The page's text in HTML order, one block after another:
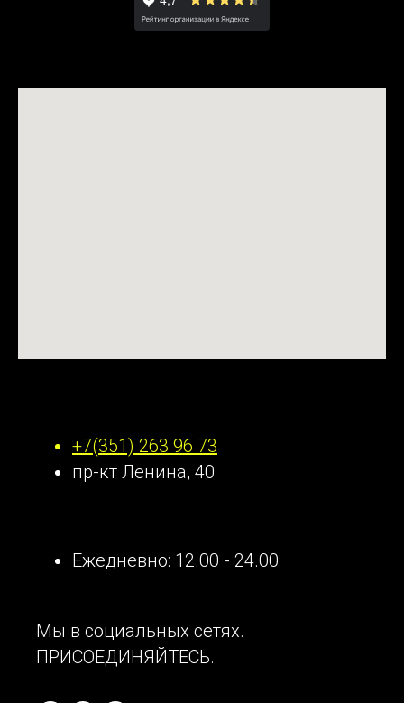
+7(351) 263 96 73
пр-кт Ленина, 40
Ежедневно: 12.00 - 24.00
Мы в социальных сетях.
ПРИСОЕДИНЯЙТЕСЬ.